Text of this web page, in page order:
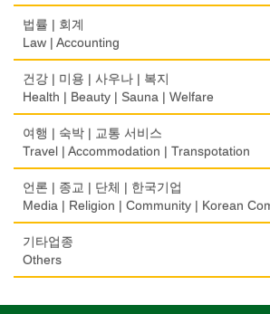
제과점
Bakery
식품도매
Food Distributors
백화점/선물센터
보석/귀금속/시계
Jeweler/Jeweller
비디오-사진/촬영/편집/공급
Video Service
사진촬영
애완동물용품
Pet Shop
Boarding House
학교/학원
개인지도-체육
개인지도-음악
Private Lesson-Music
개인지도-옷수선
Private Lesson-Alteration
개인지도-어학/수학
개인지도-서예
부동산 관리
Property Management
채무조정
Bankruptcy
Real Estate
은행/금융기관
Bank/Financing Service
Cemetery/Monument
빨래방/세탁
Coin Laundry/Dry cleaning
상패/트로피
Medal/Trophy
Dry cleaning Equipment
악기사
열쇠
Architecture
Home Inspection
간판
Signs
가구판매/수리
Furniture Sales/Repair
Machinery Rebuilding
난방/냉동
택배
Courier Service
Taxi Service
Automobile/Car
자동차-렌트
Car Rental
자동차-바디샵
Autobody Shop
골프장비
Golf Equipment
골프장
Golf/Country Club
가라오케/노래방/카페
Karaoke/Cafe
Dahn Centre
당구장
Billiard Club
볼링장
법률 | 회계
Law | Accounting
교통위반티켓
Traffic Ticket
공인회계사(CPA)
CPA
번역/통역/이력서
Translation/Interpretation/Resume Service
Law Office
회계업무
건강 | 미용 | 사우나 | 복지
Health | Beauty | Sauna | Welfare
건강상담/식품/정보
Health Counseling/Food/Information
의료기
Medical Equipment
Massage
여행 | 숙박 | 교통 서비스
Travel | Accommodation | Transpotation
호텔/모텔/숙박
Hotel/Motel
여행/관광
Travel/Tour
언론 | 종교 | 단체 | 한국기업
Media | Religion | Community | Korean
기도원/수양관
Retreat Centre
Korean Businessmen's Association
기타업종
Others